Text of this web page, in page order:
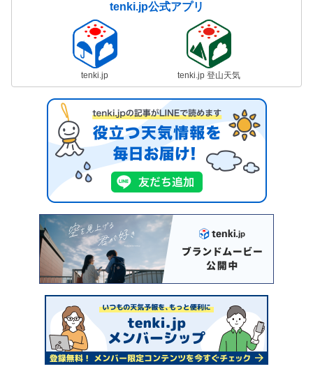
tenki.jp公式アプリ
tenki.jp tenki.jp 登山天気